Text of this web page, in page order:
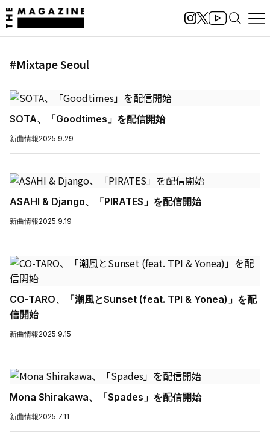
#Mixtape Seoul
SOTA、「Goodtimes」を配信開始
新曲情報2025.9.29
ASAHI & Django、「PIRATES」を配信開始
新曲情報2025.9.19
CO-TARO、「潮風とSunset (feat. TPI & Yonea)」を配
信開始
新曲情報2025.9.15
Mona Shirakawa、「Spades」を配信開始
新曲情報2025.7.11